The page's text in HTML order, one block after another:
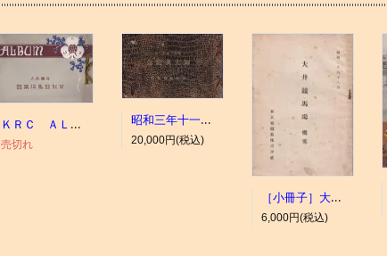
ＫＲＣ ＡＬＢＵＭ（京都競馬場写真帖）
売切れ
昭和三年十一月 御大典記念
20,000円(税込)
［小冊子］大井競馬場 概要
6,000円(税込)